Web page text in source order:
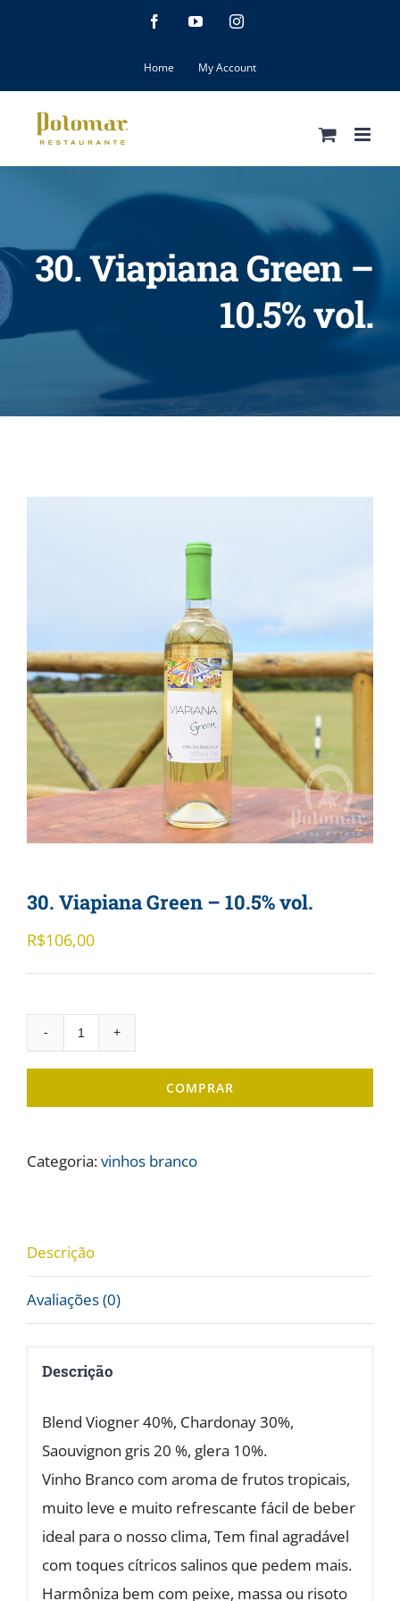
FacebookYouTubeInstagram
Home My Account
30. Viapiana Green –
10.5% vol.
30. Viapiana Green – 10.5% vol.
R$106,00
Viapiana
Green
10.5%
COMPRAR
Categoria:vinhos branco
Descrição
Avaliações (0)
Descrição
Blend Viogner 40%, Chardonay 30%,
Saouvignon gris 20 %, glera 10%.
Vinho Branco com aroma de frutos tropicais,
muito leve e muito refrescante fácil de beber
ideal para o nosso clima, Tem final agradável
com toques cítricos salinos que pedem mais.
Harmôniza bem com peixe, massa ou risoto